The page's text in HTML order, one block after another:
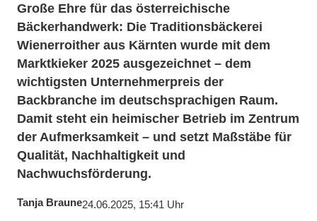
Große Ehre für das österreichische
Bäckerhandwerk: Die Traditionsbäckerei
Wienerroither aus Kärnten wurde mit dem
Marktkieker 2025 ausgezeichnet – dem
wichtigsten Unternehmerpreis der
Backbranche im deutschsprachigen Raum.
Damit steht ein heimischer Betrieb im Zentrum
der Aufmerksamkeit – und setzt Maßstäbe für
Qualität, Nachhaltigkeit und
Nachwuchsförderung.
Tanja Braune24.06.2025, 15:41 Uhr